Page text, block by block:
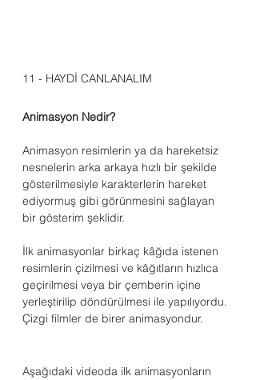
11 - HAYDİ CANLANALIM
Animasyon Nedir?
Animasyon resimlerin ya da hareketsiz
nesnelerin arka arkaya hızlı bir şekilde
gösterilmesiyle karakterlerin hareket
ediyormuş gibi görünmesini sağlayan
bir gösterim şeklidir.
İlk animasyonlar birkaç kâğıda istenen
resimlerin çizilmesi ve kâğıtların hızlıca
geçirilmesi veya bir çemberin içine
yerleştirilip döndürülmesi ile yapılıyordu.
Çizgi filmler de birer animasyondur.
Aşağıdaki videoda ilk animasyonların